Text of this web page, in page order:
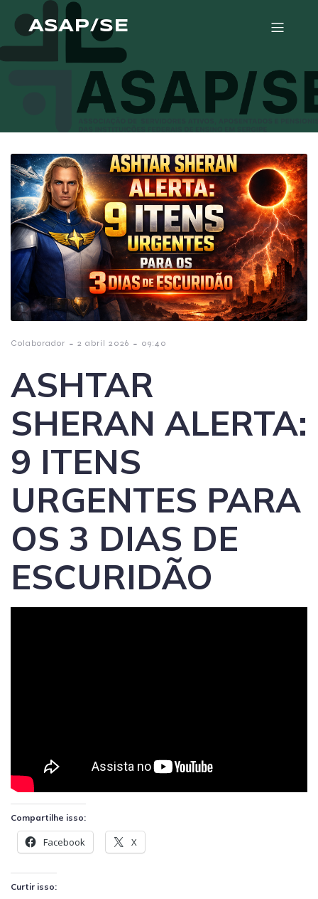
ASAP/SE
Colaborador - 2 abril 2026 - 09:40
ASHTAR
SHERAN ALERTA:
9 ITENS
URGENTES PARA
OS 3 DIAS DE
ESCURIDÃO
Compartilhe isso:
Facebook X
Curtir isso: